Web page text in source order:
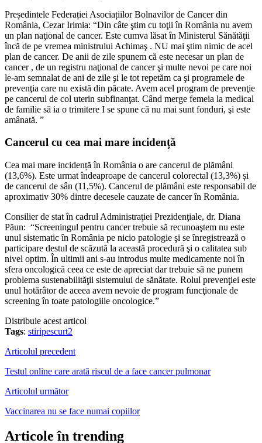
Președintele Federației Asociațiilor Bolnavilor de Cancer din
România, Cezar Irimia: “Din câte ştim cu toţii în România nu avem
un plan naţional de cancer. Este cumva lăsat în Ministerul Sănătăţii
încă de pe vremea ministrului Achimaş . NU mai ştim nimic de acel
plan de cancer. De anii de zile spunem că este necesar un plan de
cancer , de un registru naţional de cancer şi multe nevoi pe care noi
le-am semnalat de ani de zile şi le tot repetăm ca şi programele de
prevenţia care nu există din păcate. Avem acel program de prevenţie
pe cancerul de col uterin subfinanţat. Când merge femeia la medical
de familie să ia o trimitere I se spune că nu mai sunt fonduri, şi este
amânată. ”
Cancerul cu cea mai mare incidență
Cea mai mare incidență în România o are cancerul de plămâni
(13,6%). Este urmat îndeaproape de cancerul colorectal (13,3%) și
de cancerul de sân (11,5%). Cancerul de plămâni este responsabil de
aproximativ 30% dintre decesele cauzate de cancer în România.
Consilier de stat în cadrul Administraţiei Prezidenţiale, dr. Diana
Păun: “Screeningul pentru cancer trebuie să recunoaştem nu este
unul sistematic în România pe nicio patologie şi se înregistrează o
participare destul de scăzută la această procedură şi o calitatea sub
nivel optim. În ultimii ani s-au introdus multe medicamente noi în
sfera oncologică ceea ce este de apreciat dar trebuie să ne punem
problema sustenabilităţii sistemului de sănătate. Rolul prevenţiei este
unul hotărâtor de aceea avem nevoie de program funcţionale de
screening în toate patologiile oncologice.”
Distribuie acest articol
Tags: stiripescurt2
Articolul precedent
Testul online care arată riscul de a face cancer pulmonar
Articolul următor
Vaccinarea nu se face numai copiilor
Articole în trending